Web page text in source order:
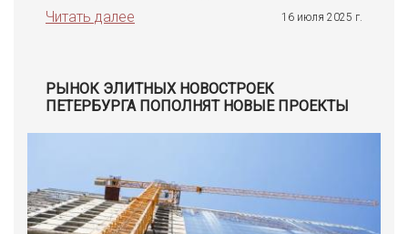
Читать далее
16 июля 2025 г.
РЫНОК ЭЛИТНЫХ НОВОСТРОЕК
ПЕТЕРБУРГА ПОПОЛНЯТ НОВЫЕ ПРОЕКТЫ